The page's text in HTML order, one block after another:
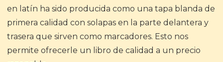
en latín ha sido producida como una tapa blanda de
primera calidad con solapas en la parte delantera y
trasera que sirven como marcadores. Esto nos
permite ofrecerle un libro de calidad a un precio